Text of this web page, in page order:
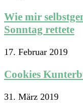
Wie mir
Sonntag rettete
17. Februar 2019
Cookies
31. März 2019